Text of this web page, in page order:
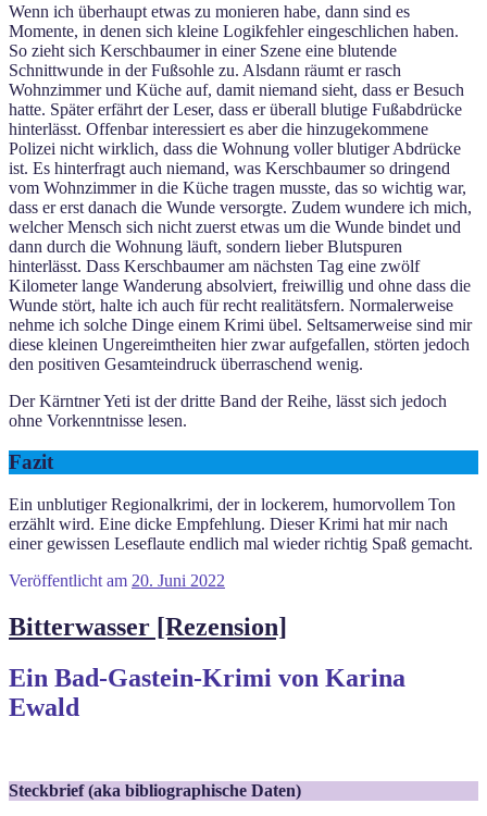
Wenn ich überhaupt etwas zu monieren habe, dann sind es
Momente, in denen sich kleine Logikfehler eingeschlichen haben.
So zieht sich Kerschbaumer in einer Szene eine blutende
Schnittwunde in der Fußsohle zu. Alsdann räumt er rasch
Wohnzimmer und Küche auf, damit niemand sieht, dass er Besuch
hatte. Später erfährt der Leser, dass er überall blutige Fußabdrücke
hinterlässt. Offenbar interessiert es aber die hinzugekommene
Polizei nicht wirklich, dass die Wohnung voller blutiger Abdrücke
ist. Es hinterfragt auch niemand, was Kerschbaumer so dringend
vom Wohnzimmer in die Küche tragen musste, das so wichtig war,
dass er erst danach die Wunde versorgte. Zudem wundere ich mich,
welcher Mensch sich nicht zuerst etwas um die Wunde bindet und
dann durch die Wohnung läuft, sondern lieber Blutspuren
hinterlässt. Dass Kerschbaumer am nächsten Tag eine zwölf
Kilometer lange Wanderung absolviert, freiwillig und ohne dass die
Wunde stört, halte ich auch für recht realitätsfern. Normalerweise
nehme ich solche Dinge einem Krimi übel. Seltsamerweise sind mir
diese kleinen Ungereimtheiten hier zwar aufgefallen, störten jedoch
den positiven Gesamteindruck überraschend wenig.
Der Kärntner Yeti ist der dritte Band der Reihe, lässt sich jedoch
ohne Vorkenntnisse lesen.
Fazit
Ein unblutiger Regionalkrimi, der in lockerem, humorvollem Ton
erzählt wird. Eine dicke Empfehlung. Dieser Krimi hat mir nach
einer gewissen Leseflaute endlich mal wieder richtig Spaß gemacht.
Veröffentlicht am 20. Juni 2022
Bitterwasser [Rezension]
Ein Bad-Gastein-Krimi von Karina
Ewald
Steckbrief (aka bibliographische Daten)